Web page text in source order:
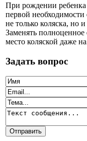
При рождении
первой необходимости
не только коляска, но и
Заменять полноценное
место коляской даже
Задать вопрос